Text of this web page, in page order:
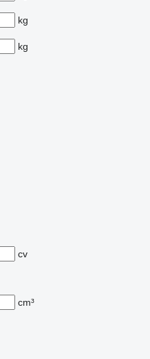
kg
kg
cv
cm³